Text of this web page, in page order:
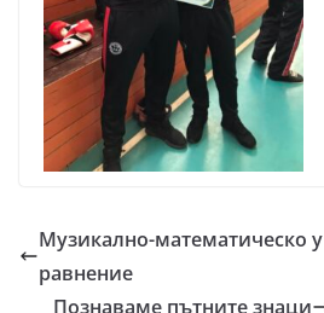
Музикално-математическо у
равнение
Познаваме пътните знаци